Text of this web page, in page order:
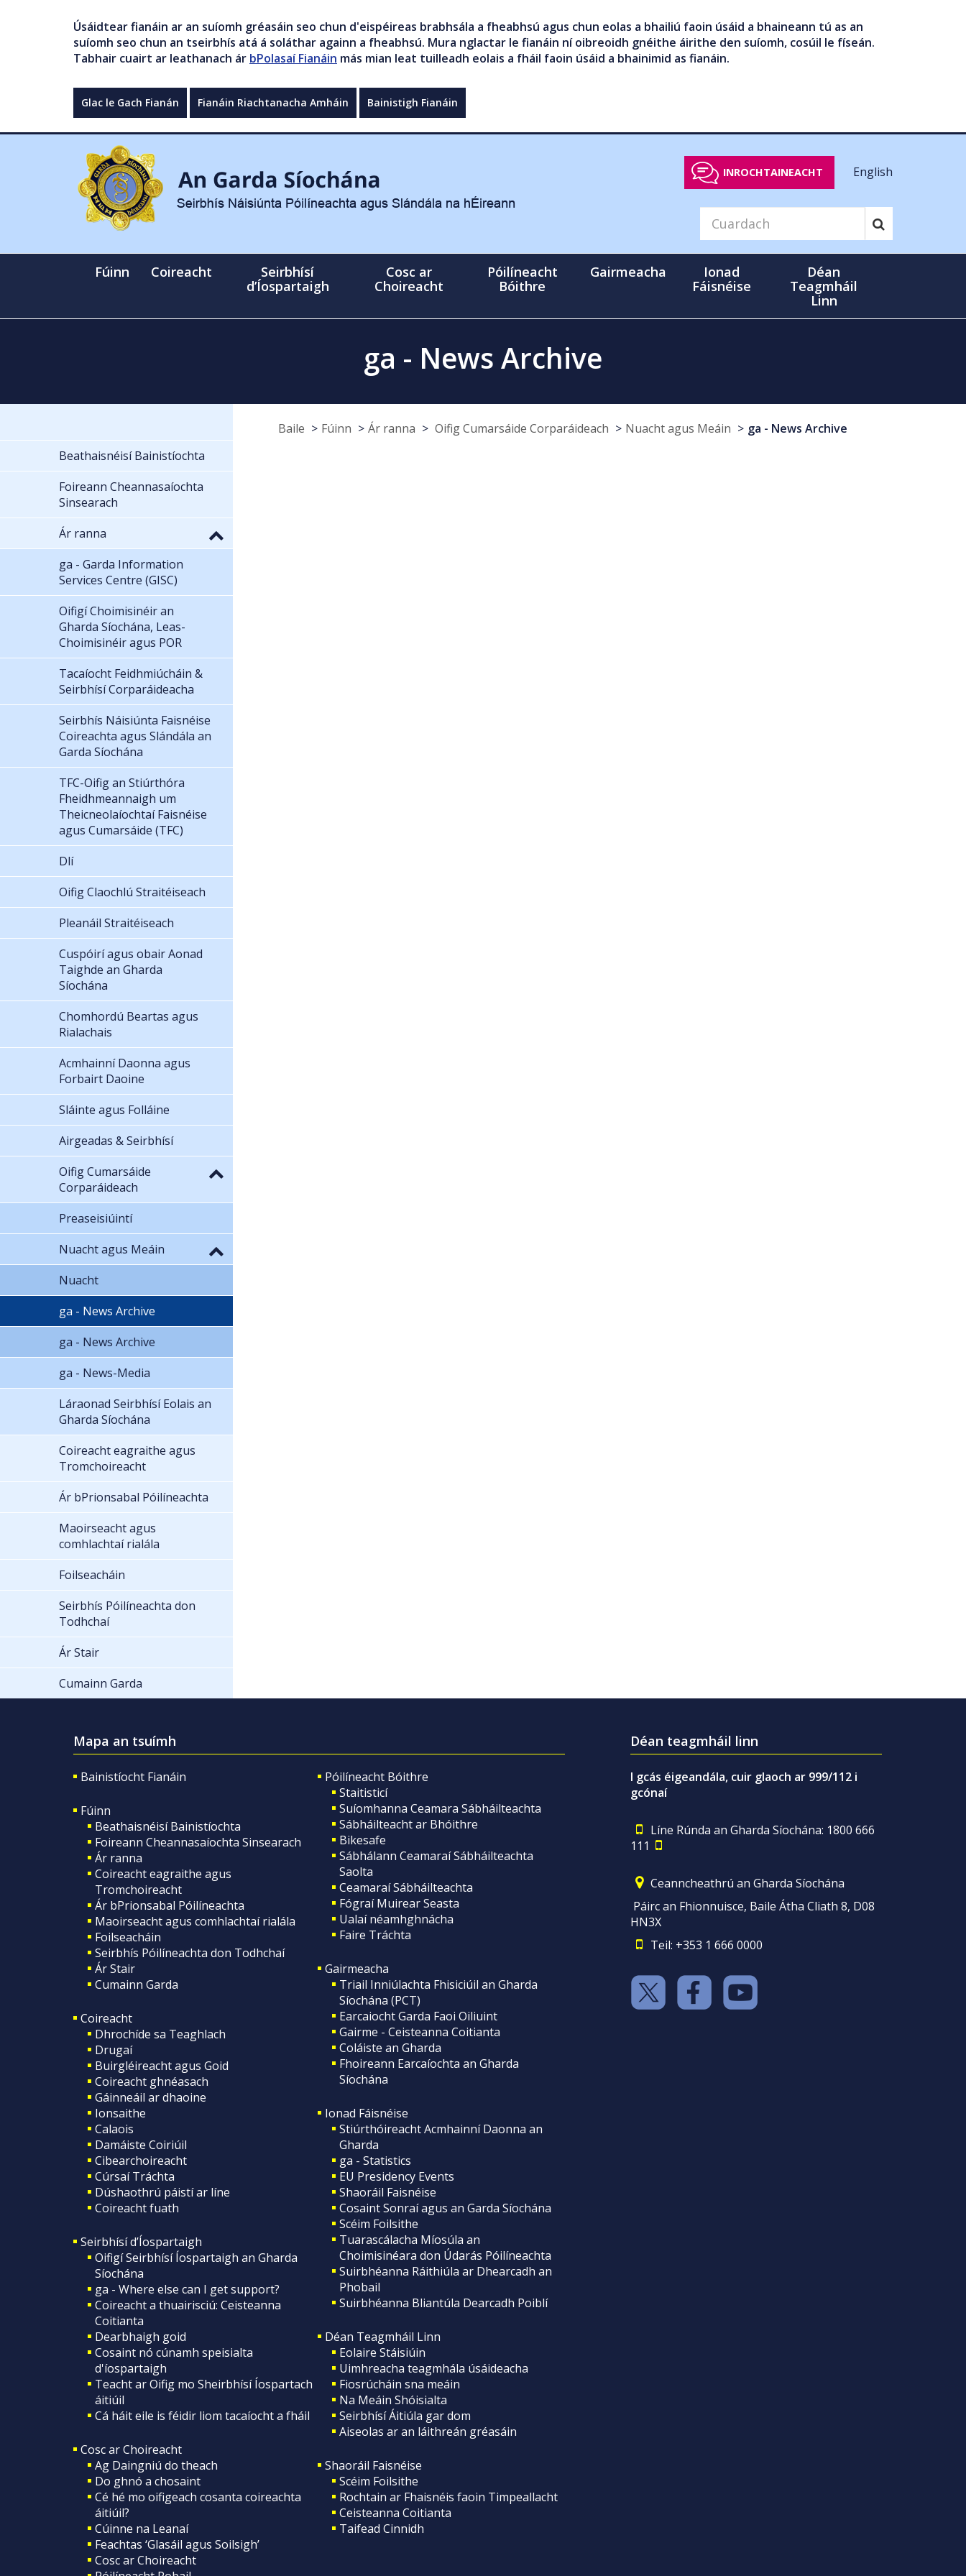
Úsáidtear fianáin ar an suíomh gréasáin seo chun d'eispéireas brabhsála a fheabhsú agus chun eolas a bhailiú faoin úsáid a bhaineann tú as an
suíomh seo chun an tseirbhís atá á soláthar againn a fheabhsú. Mura nglactar le fianáin ní oibreoidh gnéithe áirithe den suíomh, cosúil le físeán.
Tabhair cuairt ar leathanach ár bPolasaí Fianáin más mian leat tuilleadh eolais a fháil faoin úsáid a bhainimid as fianáin.
Glac le Gach Fianán Fianáin Riachtanacha Amháin Bainistigh Fianáin
INROCHTAINEACHT English
Fúinn Coireacht
Seirbhísí
d’Íospartaigh
Cosc ar
Choireacht
Póilíneacht
Bóithre
Gairmeacha
Ionad
Fáisnéise
Déan
Teagmháil
Linn
ga - News Archive
Baile Fúinn Ár ranna Oifig Cumarsáide Corparáideach Nuacht agus Meáin
ga - News Archive
Beathaisnéisí Bainistíochta
Foireann Cheannasaíochta
Sinsearach
Ár ranna
ga - Garda Information
Services Centre (GISC)
Oifigí Choimisinéir an
Gharda Síochána, Leas-
Choimisinéir agus POR
Tacaíocht Feidhmiúcháin &
Seirbhísí Corparáideacha
Seirbhís Náisiúnta Faisnéise
Coireachta agus Slándála an
Garda Síochána
TFC-Oifig an Stiúrthóra
Fheidhmeannaigh um
Theicneolaíochtaí Faisnéise
agus Cumarsáide (TFC)
Dlí
Oifig Claochlú Straitéiseach
Pleanáil Straitéiseach
Cuspóirí agus obair Aonad
Taighde an Gharda
Síochána
Chomhordú Beartas agus
Rialachais
Acmhainní Daonna agus
Forbairt Daoine
Sláinte agus Folláine
Airgeadas & Seirbhísí
Oifig Cumarsáide
Corparáideach
Preaseisiúintí
Nuacht agus Meáin
Nuacht
ga - News Archive
ga - News Archive
ga - News-Media
Láraonad Seirbhísí Eolais an
Gharda Síochána
Coireacht eagraithe agus
Tromchoireacht
Ár bPrionsabal Póilíneachta
Maoirseacht agus
comhlachtaí rialála
Foilseacháin
Seirbhís Póilíneachta don
Todhchaí
Ár Stair
Cumainn Garda
Mapa an tsuímh
Bainistíocht Fianáin
Fúinn
Beathaisnéisí Bainistíochta
Foireann Cheannasaíochta Sinsearach
Ár ranna
Coireacht eagraithe agus
Tromchoireacht
Ár bPrionsabal Póilíneachta
Maoirseacht agus comhlachtaí rialála
Foilseacháin
Seirbhís Póilíneachta don Todhchaí
Ár Stair
Cumainn Garda
Coireacht
Dhrochíde sa Teaghlach
Drugaí
Buirgléireacht agus Goid
Coireacht ghnéasach
Gáinneáil ar dhaoine
Ionsaithe
Calaois
Damáiste Coiriúil
Cibearchoireacht
Cúrsaí Tráchta
Dúshaothrú páistí ar líne
Coireacht fuath
Seirbhísí d’Íospartaigh
Oifigí Seirbhísí Íospartaigh an Gharda
Síochána
ga - Where else can I get support?
Coireacht a thuairisciú: Ceisteanna
Coitianta
Dearbhaigh goid
Cosaint nó cúnamh speisialta
d'íospartaigh
Teacht ar Oifig mo Sheirbhísí Íospartach
áitiúil
Cá háit eile is féidir liom tacaíocht a fháil
Cosc ar Choireacht
Ag Daingniú do theach
Do ghnó a chosaint
Cé hé mo oifigeach cosanta coireachta
áitiúil?
Cúinne na Leanaí
Feachtas ‘Glasáil agus Soilsigh’
Cosc ar Choireacht
Póilíneacht Bóithre
Staitisticí
Suíomhanna Ceamara Sábháilteachta
Sábháilteacht ar Bhóithre
Bikesafe
Sábhálann Ceamaraí Sábháilteachta
Saolta
Ceamaraí Sábháilteachta
Fógraí Muirear Seasta
Ualaí néamhghnácha
Faire Tráchta
Gairmeacha
Triail Inniúlachta Fhisiciúil an Gharda
Síochána (PCT)
Earcaiocht Garda Faoi Oiliuint
Gairme - Ceisteanna Coitianta
Coláiste an Gharda
Fhoireann Earcaíochta an Gharda
Síochána
Ionad Fáisnéise
Stiúrthóireacht Acmhainní Daonna an
Gharda
ga - Statistics
EU Presidency Events
Shaoráil Faisnéise
Cosaint Sonraí agus an Garda Síochána
Scéim Foilsithe
Tuarascálacha Míosúla an
Choimisinéara don Údarás Póilíneachta
Suirbhéanna Ráithiúla ar Dhearcadh an
Phobail
Suirbhéanna Bliantúla Dearcadh Poiblí
Déan Teagmháil Linn
Eolaire Stáisiúin
Uimhreacha teagmhála úsáideacha
Fiosrúcháin sna meáin
Na Meáin Shóisialta
Seirbhísí Áitiúla gar dom
Aiseolas ar an láithreán gréasáin
Shaoráil Faisnéise
Scéim Foilsithe
Rochtain ar Fhaisnéis faoin Timpeallacht
Ceisteanna Coitianta
Taifead Cinnidh
Déan teagmháil linn
I gcás éigeandála, cuir glaoch ar 999/112 i
gcónaí
Líne Rúnda an Gharda Síochána: 1800 666
111
Ceanncheathrú an Gharda Síochána
Páirc an Fhionnuisce, Baile Átha Cliath 8, D08
HN3X
Teil: +353 1 666 0000